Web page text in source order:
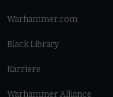
Warhammer.com
Black Library
Karriere
Warhammer Alliance